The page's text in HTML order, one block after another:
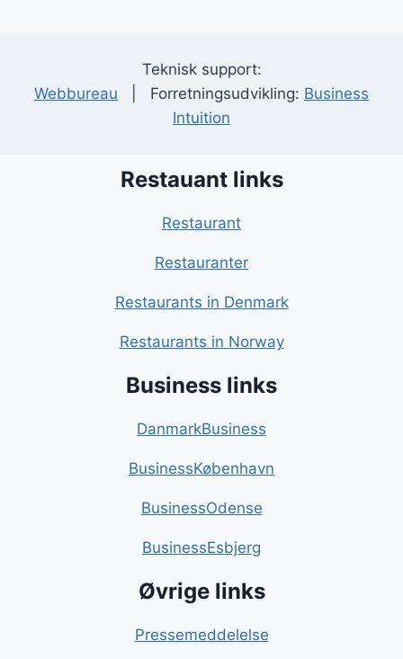
Teknisk support:
Webbureau | Forretningsudvikling: Business
Intuition
Restauant links
Restaurant
Restauranter
Restaurants in Denmark
Restaurants in Norway
Business links
DanmarkBusiness
BusinessKøbenhavn
BusinessOdense
BusinessEsbjerg
Øvrige links
Pressemeddelelse